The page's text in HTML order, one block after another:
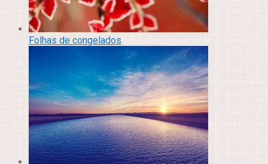
Folhas de congelados